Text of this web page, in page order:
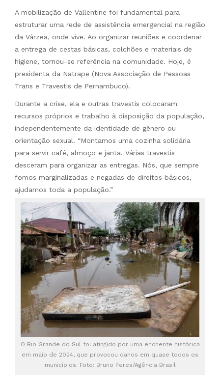
A mobilização de Vallentine foi fundamental para
estruturar uma rede de assistência emergencial na região
da Várzea, onde vive. Ao organizar reuniões e coordenar
a entrega de cestas básicas, colchões e materiais de
higiene, tornou-se referência na comunidade. Hoje, é
presidenta da Natrape (Nova Associação de Pessoas
Trans e Travestis de Pernambuco).
Durante a crise, ela e outras travestis colocaram
recursos próprios e trabalho à disposição da população,
independentemente da identidade de gênero ou
orientação sexual. “Montamos uma cozinha solidária
para servir café, almoço e janta. Várias travestis
desceram para organizar as entregas. Nós, que sempre
fomos marginalizadas e negadas de direitos básicos,
ajudamos toda a população.”
O Rio Grande do Sul foi atingido por uma enchente histórica
em maio de 2024, que provocou danos em quase todos os
municípios. Foto: Bruno Peres/Agência Brasil